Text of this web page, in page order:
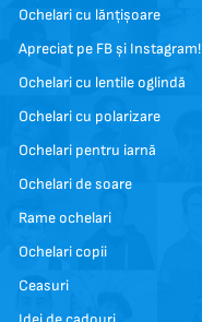
Ochelari cu lănțișoare
Apreciat pe FB și Instagram!
Ochelari cu lentile oglindă
Ochelari cu polarizare
Ochelari pentru iarnă
Ochelari de soare
Rame ochelari
Ochelari copii
Ceasuri